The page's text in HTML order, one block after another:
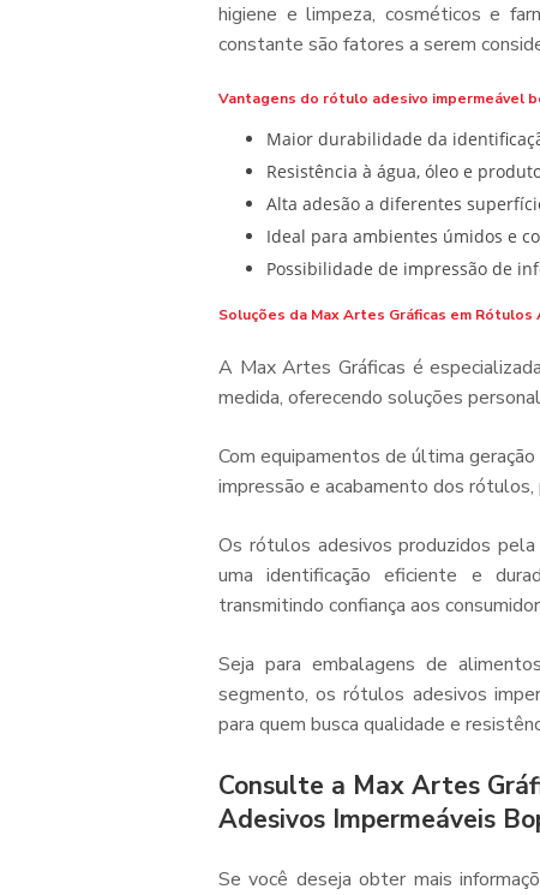
higiene e limpeza, cosméticos e
constante são fatores a serem
Vantagens do rótulo adesivo impermeável
Maior durabilidade da
Resistência à água, óleo e
Alta adesão a diferentes
Ideal para ambientes úmidos e
Possibilidade de impressão de
Soluções da Max Artes Gráficas em
A Max Artes Gráficas é
medida, oferecendo soluções
Com equipamentos de última
impressão e acabamento dos
Os rótulos adesivos produzidos
uma identificação eficiente e
transmitindo confiança aos
Seja para embalagens de
segmento, os rótulos adesivos
para quem busca qualidade e
Consulte a Max Artes
Adesivos Impermeáveis
Se você deseja obter mais